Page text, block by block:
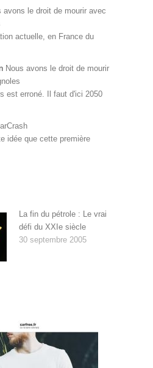
avons le droit de mourir avec
actuelle, en France du
Nous avons le droit de mourir
est erroné. Il faut d'ici 2050
idée que cette première
La fin du pétrole : Le vrai
défi du XXIe siècle
30 septembre 2005